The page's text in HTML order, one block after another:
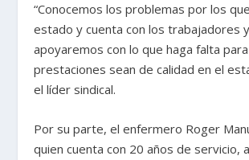
“Conocemos los problemas por los
estado y cuenta con los trabajadores
apoyaremos con lo que haga falta
prestaciones sean de calidad en el
el líder sindical.
Por su parte, el enfermero Roger
quien cuenta con 20 años de servicio,